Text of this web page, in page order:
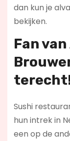
dan kun je
bekijken.
Fan
Sushi
hun intrek in
een op de